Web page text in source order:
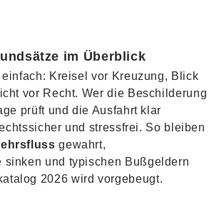
im Überblick
Kreisel vor Kreuzung, Blick
vor Recht. Wer die Beschilderung
prüft und die Ausfahrt klar
und stressfrei. So bleiben
gewahrt,
sinken und typischen Bußgeldern
2026 wird vorgebeugt.